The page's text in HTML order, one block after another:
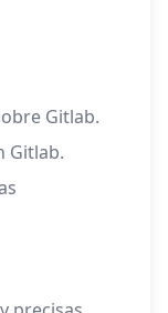
Gitlab.
Gitlab.